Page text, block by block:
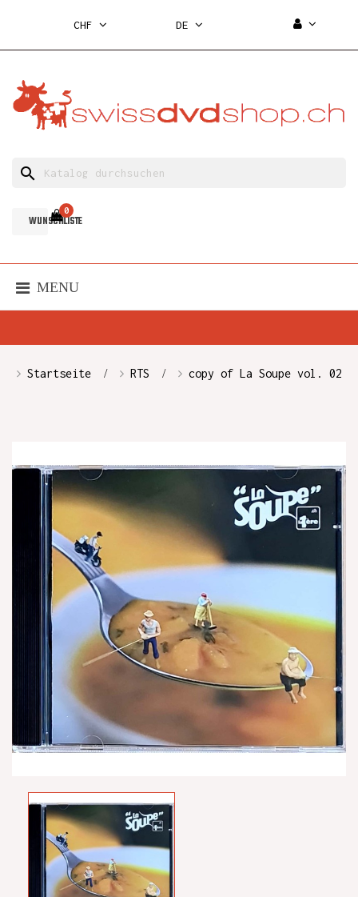
CHF DE
search
WUNSCHLISTE
0
MENU
Startseite RTS copy of La Soupe vol. 02